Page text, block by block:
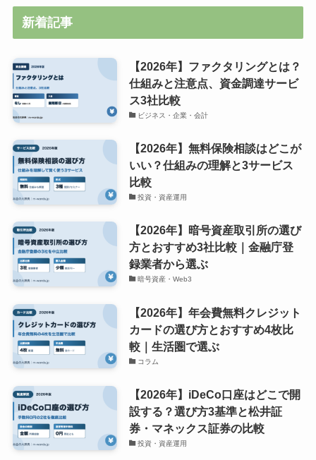
新着記事
【2026年】ファクタリングとは？
仕組みと注意点、資金調達サービ
ス3社比較
ビジネス・企業・会計
【2026年】無料保険相談はどこが
いい？仕組みの理解と3サービス
比較
投資・資産運用
【2026年】暗号資産取引所の選び
方とおすすめ3社比較｜金融庁登
録業者から選ぶ
暗号資産・Web3
【2026年】年会費無料クレジット
カードの選び方とおすすめ4枚比
較｜生活圏で選ぶ
コラム
【2026年】iDeCo口座はどこで開
設する？選び方3基準と松井証
券・マネックス証券の比較
投資・資産運用